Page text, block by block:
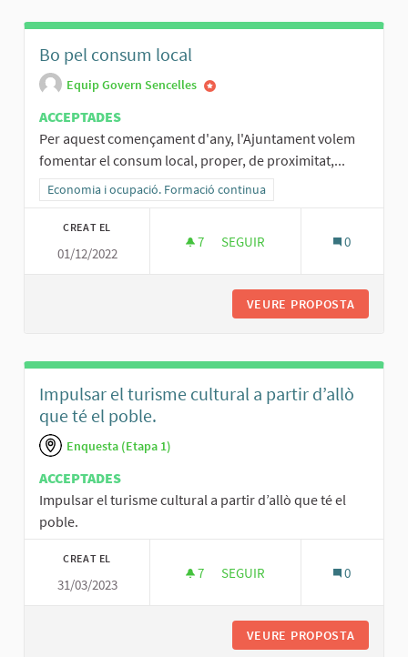
Bo pel consum local
Equip Govern Sencelles
ACCEPTADES
Per aquest començament d'any, l'Ajuntament volem
fomentar el consum local, proper, de proximitat,...
Resultats al filtrar per la categoria: Economia i ocupació.
Economia i ocupació. Formació continua
CREAT EL
01/12/2022
7 7 SEGUIDORES
SEGUIR 0
VEURE PROPOSTA
Impulsar el turisme cultural a partir d’allò
que té el poble.
Enquesta (Etapa 1)
ACCEPTADES
Impulsar el turisme cultural a partir d’allò que té el
poble.
CREAT EL
31/03/2023
7 7 SEGUIDORES
SEGUIR 0
VEURE PROPOSTA